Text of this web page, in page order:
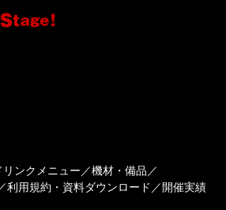
リンクメニュー
機材・備品
利用規約・資料ダウンロード 開催実績